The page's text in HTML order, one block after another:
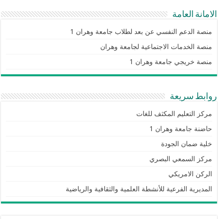
الامانة العامة
منصة الدعم النفسي عن بعد لطلاب جامعة وهران 1
منصة الخدمات الاجتماعية لجامعة وهران
منصة خريجي جامعة وهران 1
روابط سريعة
مركز التعليم المكثف للغات
حاضنة جامعة وهران 1
خلية ضمان الجودة
مركز السمعي البصري
الركن الامريكي
المديرية الفرعية للأنشطة العلمية والثقافية والرياضية